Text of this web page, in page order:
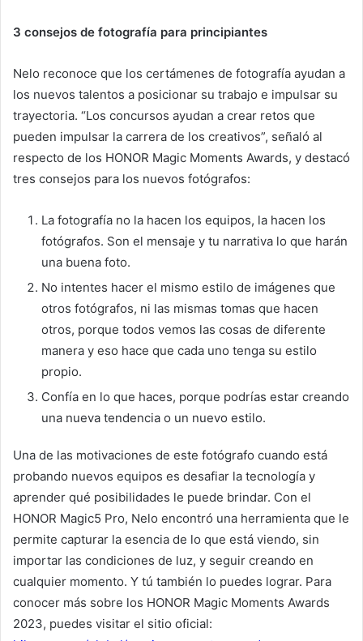
3 consejos de fotografía para principiantes
Nelo reconoce que los certámenes de fotografía ayudan a
los nuevos talentos a posicionar su trabajo e impulsar su
trayectoria. “Los concursos ayudan a crear retos que
pueden impulsar la carrera de los creativos”, señaló al
respecto de los HONOR Magic Moments Awards, y destacó
tres consejos para los nuevos fotógrafos:
La fotografía no la hacen los equipos, la hacen los
fotógrafos. Son el mensaje y tu narrativa lo que harán
una buena foto.
No intentes hacer el mismo estilo de imágenes que
otros fotógrafos, ni las mismas tomas que hacen
otros, porque todos vemos las cosas de diferente
manera y eso hace que cada uno tenga su estilo
propio.
Confía en lo que haces, porque podrías estar creando
una nueva tendencia o un nuevo estilo.
Una de las motivaciones de este fotógrafo cuando está
probando nuevos equipos es desafiar la tecnología y
aprender qué posibilidades le puede brindar. Con el
HONOR Magic5 Pro, Nelo encontró una herramienta que le
permite capturar la esencia de lo que está viendo, sin
importar las condiciones de luz, y seguir creando en
cualquier momento. Y tú también lo puedes lograr. Para
conocer más sobre los HONOR Magic Moments Awards
2023, puedes visitar el sitio oficial: